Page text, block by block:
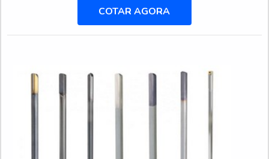
muito da fornecedora da bomba.As bombas
hidropneumáticas são equipamentos produzidos de acordo
com as normas do controle de qualidade para garantir o seu
COTAR AGORA